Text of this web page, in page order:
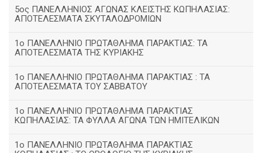
5ος ΠΑΝΕΛΛΗΝΙΟΣ ΑΓΩΝΑΣ ΚΛΕΙΣΤΗΣ ΚΩΠΗΛΑΣΙΑΣ:
ΑΠΟΤΕΛΕΣΜΑΤΑ ΣΚΥΤΑΛΟΔΡΟΜΙΩΝ
1ο ΠΑΝΕΛΛΗΝΙΟ ΠΡΩΤΑΘΛΗΜΑ ΠΑΡΑΚΤΙΑΣ: ΤΑ
ΑΠΟΤΕΛΕΣΜΑΤΑ ΤΗΣ ΚΥΡΙΑΚΗΣ
1ο ΠΑΝΕΛΛΗΝΙΟ ΠΡΩΤΑΘΛΗΜΑ ΠΑΡΑΚΤΙΑΣ : ΤΑ
ΑΠΟΤΕΛΕΣΜΑΤΑ ΤΟΥ ΣΑΒΒΑΤΟΥ
1ο ΠΑΝΕΛΛΗΝΙΟ ΠΡΩΤΑΘΛΗΜΑ ΠΑΡΑΚΤΙΑΣ
ΚΩΠΗΛΑΣΙΑΣ: ΤΑ ΦΥΛΛΑ ΑΓΩΝΑ ΤΩΝ ΗΜΙΤΕΛΙΚΩΝ
1ο ΠΑΝΕΛΛΗΝΙΟ ΠΡΩΤΑΘΛΗΜΑ ΠΑΡΑΚΤΙΑΣ